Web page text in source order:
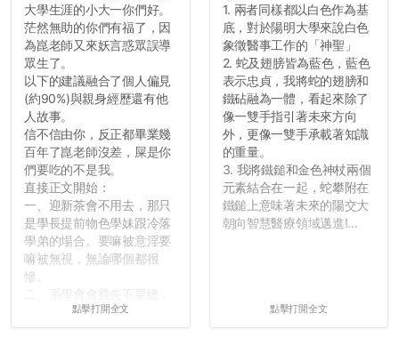
大學生涯的小大一你們好。
茫然無助的你們有福了，因
為崑老師又來妖言惑眾誤導
眾生了。
以下的建議融合了個人偏見
(約90%)與親身經歷還有他
人故事。
信不信由你，反正都畢業幾
百年了崑老師沒差，屎是你
們要吃的不是我。
直接正文開始：
一、迎新茶會不用去，那只
是學長提前物色學妹跟冷落
學弟的場合。要嘛被意淫要
嘛被無視，無論哪個都很
慘。
很多人一路輕鬆自在到畢業
點擊打開全文
1. 兩者同樣都以白色作為基
底，對於陽明大學來說白色
象徵醫事工作的「神聖」
2. 蛇及翅膀皆為藍色，藍色
表示忠貞，我將蛇的翅膀和
鐵砧融為一體，看起來除了
像一雙手指引著未來方向
外，更像一雙手承載著知識
的重量。
3. 我將鐵鎚和金色神杖兩個
元素結合在一起，蛇攀附在
鐵鎚上意味著未來的陽交大
朝向智慧醫療領域邁進!...
點擊打開全文